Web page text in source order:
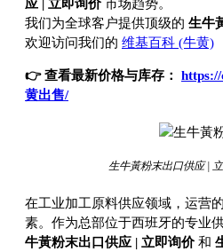
应 | 立即询价 市场趋势。
我们为全球客户提供顶级的 生牛
欢迎访问我们的 维基百科 (牛黄)
👉 查看最新价格与库存：
黄出售/
生牛黃粉末出口供应 |
在工业加工原料供应领域，运营
素。作为总部位于西班牙的专业
牛黃粉末出口供应 | 立即询价 和